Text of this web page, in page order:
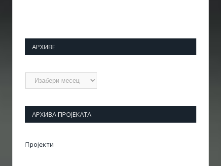
АРХИВЕ
Архиве
АРХИВА ПРОЈЕКАТА
Пројекти